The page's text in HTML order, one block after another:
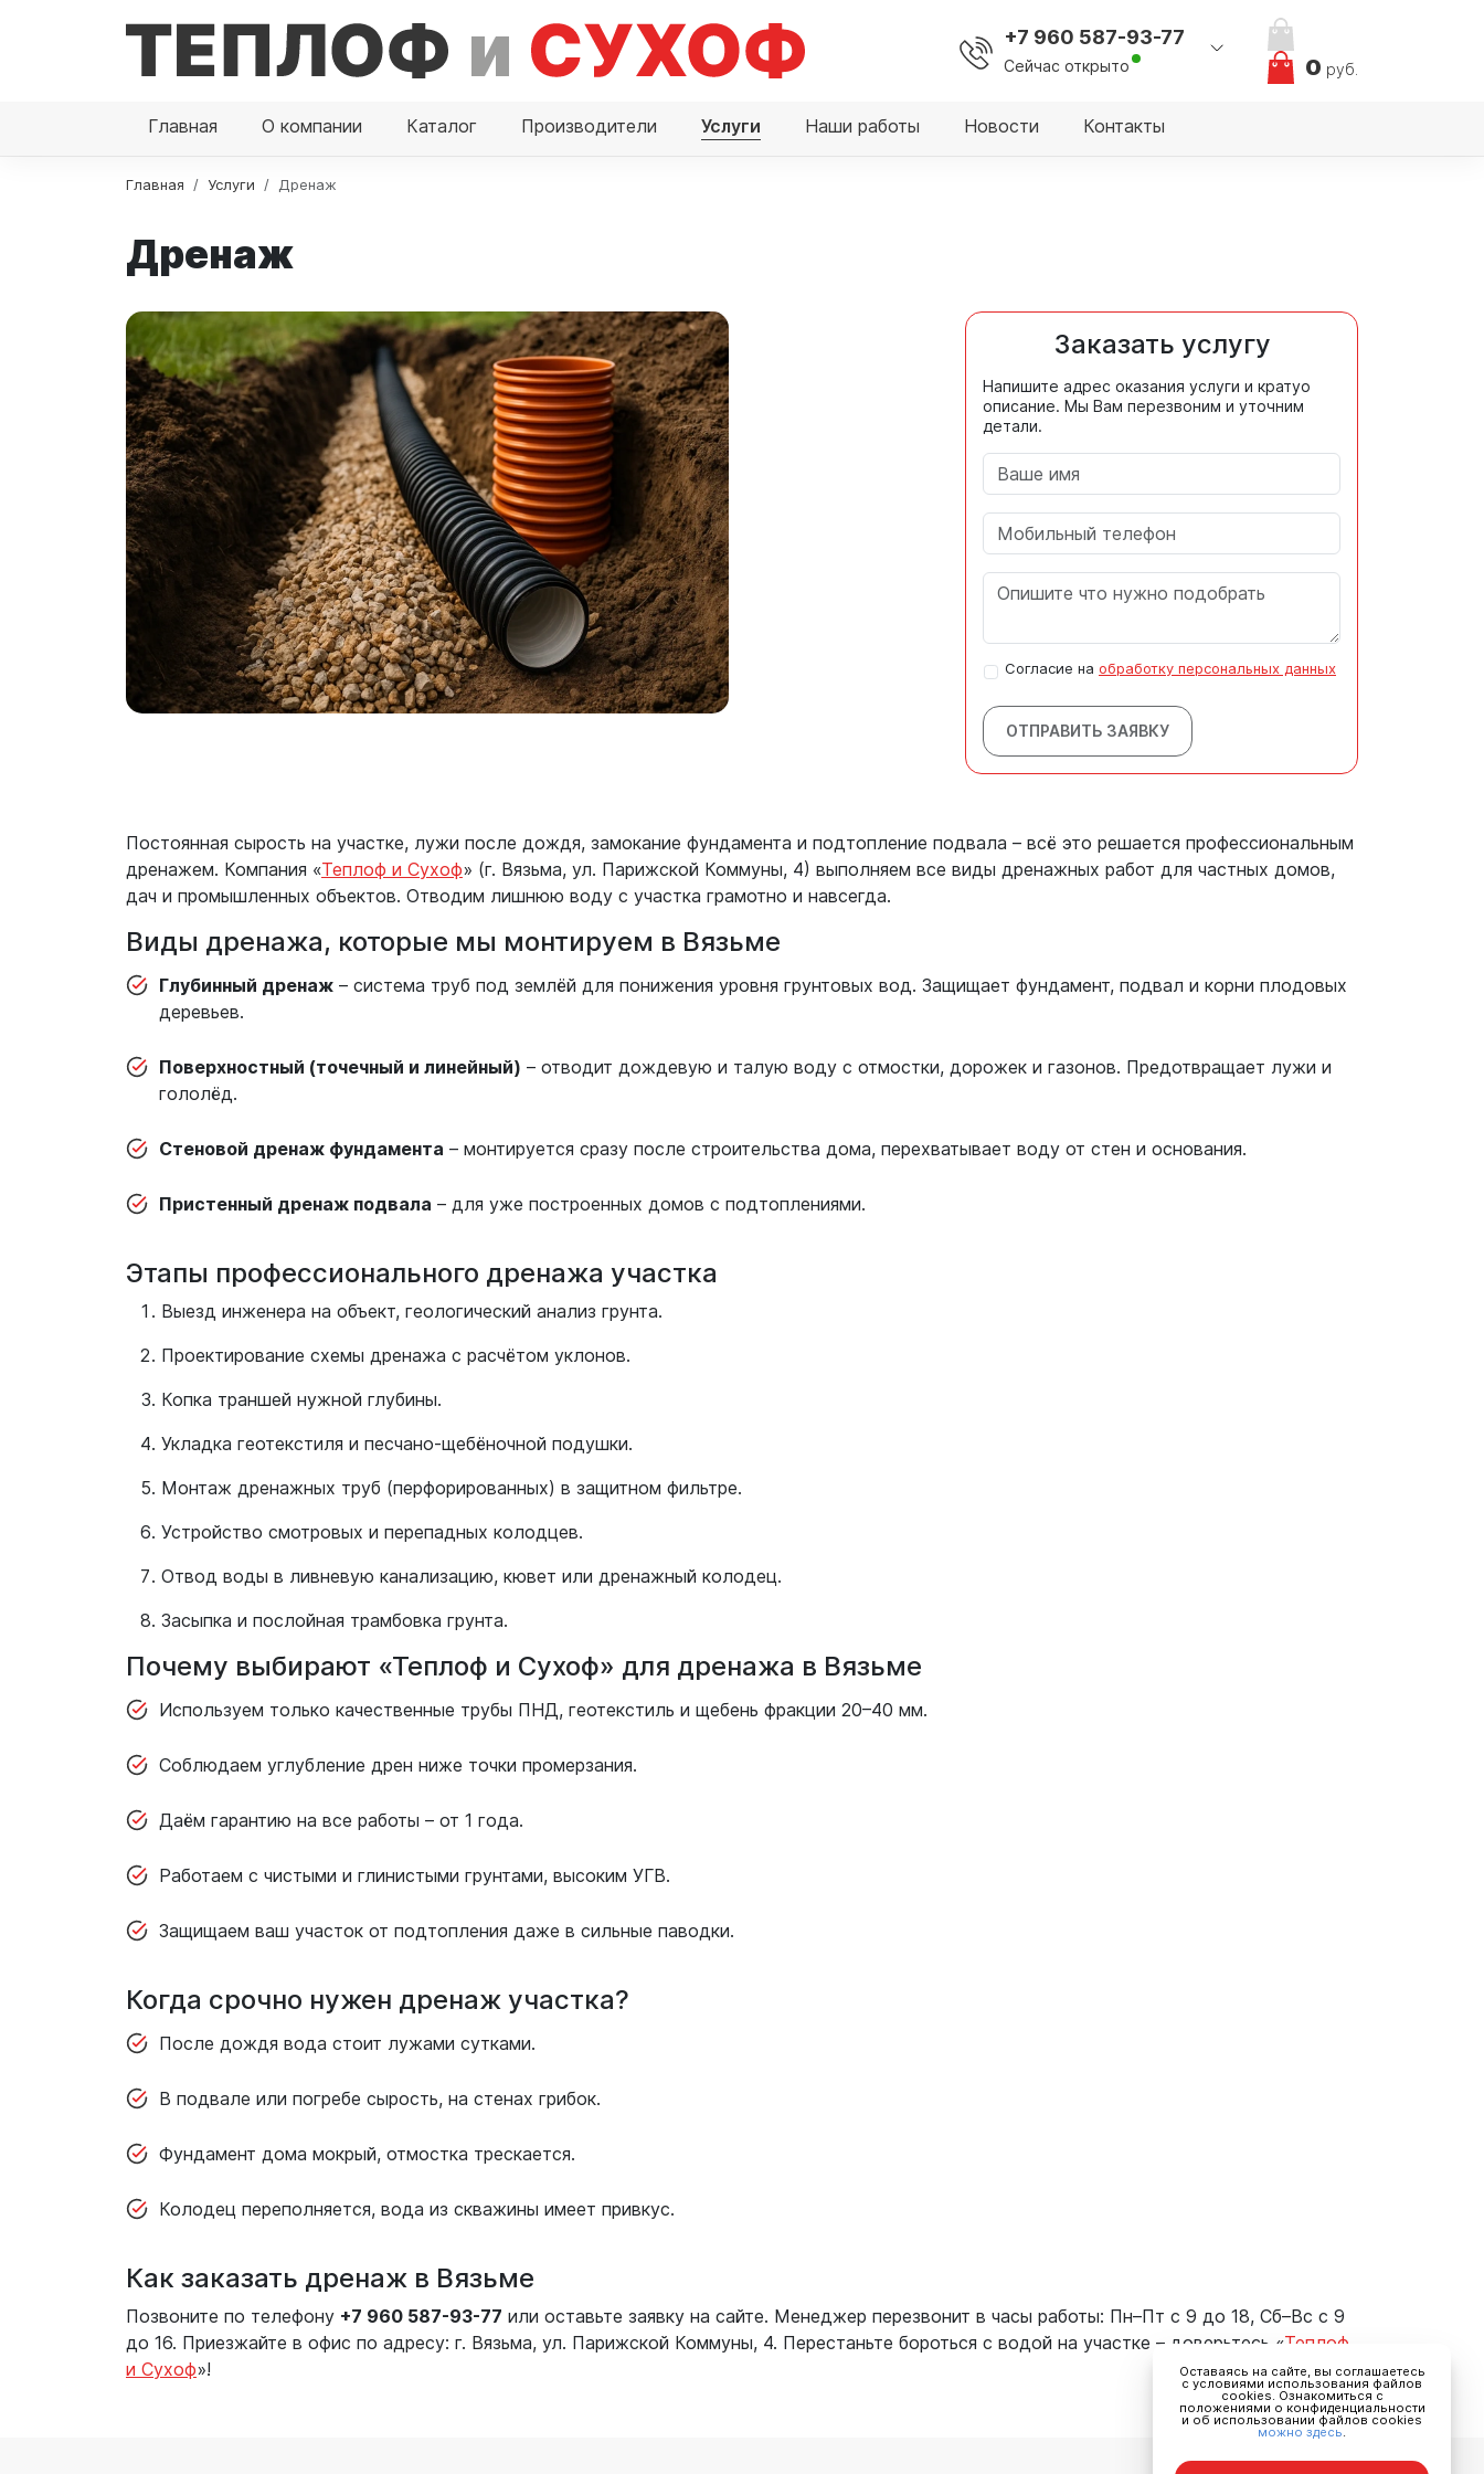
+7 960 587-93-77
Сейчас открыто 0 руб.
Главная О компании Каталог Производители Услуги Наши работы Новости Контакты
Главная Услуги Дренаж
Дренаж
Заказать услугу
Напишите адрес оказания услуги и кратуо
описание. Мы Вам перезвоним и уточним
детали.
Согласие на обработку персональных данных
ОТПРАВИТЬ ЗАЯВКУ
Постоянная сырость на участке, лужи после дождя, замокание фундамента и подтопление подвала – всё это решается профессиональным
дренажем. Компания «Теплоф и Сухоф» (г. Вязьма, ул. Парижской Коммуны, 4) выполняем все виды дренажных работ для частных домов,
дач и промышленных объектов. Отводим лишнюю воду с участка грамотно и навсегда.
Виды дренажа, которые мы монтируем в Вязьме
Глубинный дренаж – система труб под землёй для понижения уровня грунтовых вод. Защищает фундамент, подвал и корни плодовых
деревьев.
Поверхностный (точечный и линейный) – отводит дождевую и талую воду с отмостки, дорожек и газонов. Предотвращает лужи и
гололёд.
Стеновой дренаж фундамента – монтируется сразу после строительства дома, перехватывает воду от стен и основания.
Пристенный дренаж подвала – для уже построенных домов с подтоплениями.
Этапы профессионального дренажа участка
Выезд инженера на объект, геологический анализ грунта.
Проектирование схемы дренажа с расчётом уклонов.
Копка траншей нужной глубины.
Укладка геотекстиля и песчано-щебёночной подушки.
Монтаж дренажных труб (перфорированных) в защитном фильтре.
Устройство смотровых и перепадных колодцев.
Отвод воды в ливневую канализацию, кювет или дренажный колодец.
Засыпка и послойная трамбовка грунта.
Почему выбирают «Теплоф и Сухоф» для дренажа в Вязьме
Используем только качественные трубы ПНД, геотекстиль и щебень фракции 20–40 мм.
Соблюдаем углубление дрен ниже точки промерзания.
Даём гарантию на все работы – от 1 года.
Работаем с чистыми и глинистыми грунтами, высоким УГВ.
Защищаем ваш участок от подтопления даже в сильные паводки.
Когда срочно нужен дренаж участка?
После дождя вода стоит лужами сутками.
В подвале или погребе сырость, на стенах грибок.
Фундамент дома мокрый, отмостка трескается.
Колодец переполняется, вода из скважины имеет привкус.
Как заказать дренаж в Вязьме
Позвоните по телефону +7 960 587-93-77 или оставьте заявку на сайте. Менеджер перезвонит в часы работы: Пн–Пт с 9 до 18, Сб–Вс с 9
до 16. Приезжайте в офис по адресу: г. Вязьма, ул. Парижской Коммуны, 4. Перестаньте бороться с водой на участке – доверьтесь «Теплоф
и Сухоф»! Оставаясь на сайте, вы соглашаетесь
с условиями использования файлов
cookies. Ознакомиться с
положениями о конфиденциальности
и об использовании файлов cookies
можно здесь.